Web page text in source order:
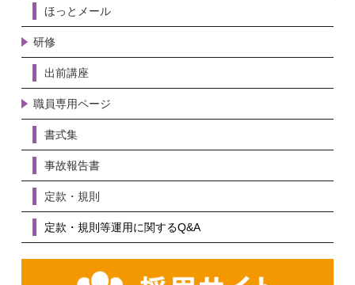
ほっとメール
研修
出前講座
職員専用ページ
書式集
事故報告書
定款・規則
定款・規則等運用に関するQ&A